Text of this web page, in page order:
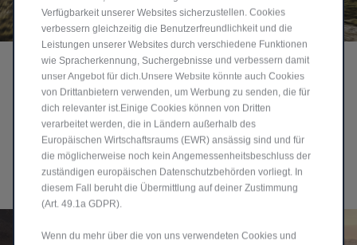
TRAIL RATED®
Jeder Gladiator ist Trail Rated®und um diese Auszeichnung zu
erhalten, muss ein Fahrzeug eine Reihe von Tests in
unwegsamstem Gelände bestehen und seine Fähigkeiten unter
Beweis stellen, Extrembedingungen standzuhalten und
unglaubliche Geländefähigkeiten zu bieten.
Verfügbarkeit unserer Websites sicherzustellen. Cookies
verbessern gleichzeitig die Benutzerfreundlichkeit und die
Leistungen unserer Websites durch verschiedene Funktionen
wie Spracherkennung, Suchergebnisse und verbessern damit
unser Angebot für dich.Unsere Website könnte auch Cookies
von Drittanbietern verwenden, um Werbung zu senden, die für
dich relevanter ist.Einige Cookies können von Dritten
verarbeitet werden, die in Ländern außerhalb des
Europäischen Wirtschaftsraums (EWR) ansässig sind und für
die möglicherweise noch kein Angemessenheitsbeschluss der
zuständigen europäischen Datenschutzbehörden vorliegt. In
diesem Fall beruht die Übermittlung auf deiner Zustimmung
(Art. 49.1a GDPR).
Wenn du mehr über die von uns verwendeten Cookies und